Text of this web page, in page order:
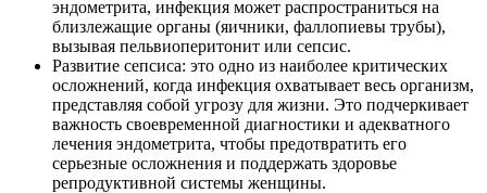
эндометрита, инфекция может распространиться на
близлежащие органы (яичники, фаллопиевы трубы),
вызывая пельвиоперитонит или сепсис.
Развитие сепсиса: это одно из наиболее критических
осложнений, когда инфекция охватывает весь организм,
представляя собой угрозу для жизни. Это подчеркивает
важность своевременной диагностики и адекватного
лечения эндометрита, чтобы предотвратить его
серьезные осложнения и поддержать здоровье
репродуктивной системы женщины.